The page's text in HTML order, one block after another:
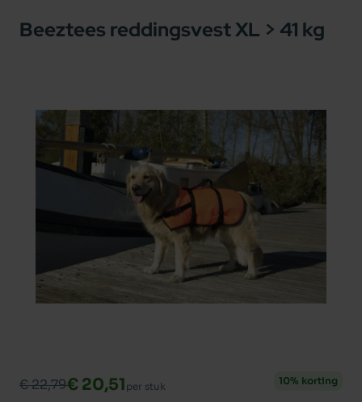
Beeztees reddingsvest XL > 41 kg
€ 22,79€ 20,51 per stuk 10% korting